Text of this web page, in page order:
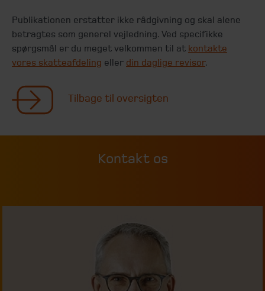
Publikationen erstatter ikke rådgivning og skal alene
betragtes som generel vejledning. Ved specifikke
spørgsmål er du meget velkommen til at kontakte
vores skatteafdeling eller din daglige revisor.
Tilbage til oversigten
Kontakt os